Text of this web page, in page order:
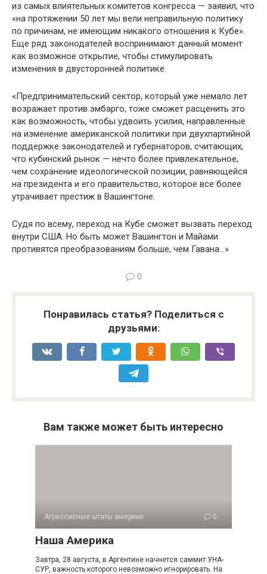
из самых влиятельных комитетов конгресса — заявил, что
«на протяжении 50 лет мы вели неправильную политику
по причинам, не имеющим никакого отношения к Кубе».
Еще ряд законодателей воспринимают данный момент
как возможное открытие, чтобы стимулировать
изменения в двусторонней политике.
«Предпринимательский сектор, который уже немало лет
возражает против эмбарго, тоже сможет расценить это
как возможность, чтобы удвоить усилия, направленные
на изменение американской политики при двухпартийной
поддержке законодателей и губернаторов, считающих,
что кубинский рынок — нечто более привлекательное,
чем со­хранение идеологической позиции, равняющейся
на пре­зидента и его правительство, которое все более
утрачива­ет престиж в Вашингтоне.
Судя по всему, переход на Кубе сможет вызвать пере­ход
внутри США. Но быть может Вашингтон и Майами
противятся преобразованиям больше, чем Гавана…»
0
Понравилась статья? Поделиться с
друзьями:
Вам также может быть интересно
Агрессивные штаты америки 0
Наша Америка
Завтра, 28 августа, в Аргентине начнется саммит УНА-
СУР, важность которого невозможно игнорировать. На